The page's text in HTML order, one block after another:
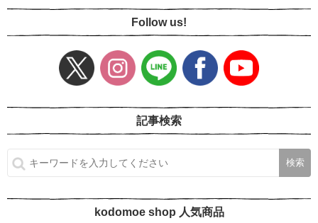
Follow us!
記事検索
kodomoe shop 人気商品